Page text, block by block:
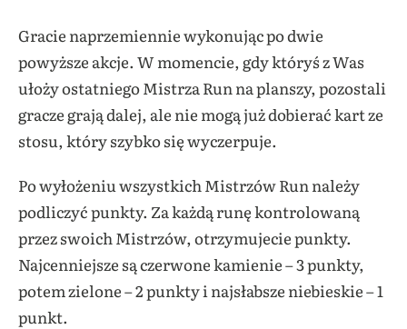
Gracie naprzemiennie wykonując po dwie
powyższe akcje. W momencie, gdy któryś z Was
ułoży ostatniego Mistrza Run na planszy, pozostali
gracze grają dalej, ale nie mogą już dobierać kart ze
stosu, który szybko się wyczerpuje.
Po wyłożeniu wszystkich Mistrzów Run należy
podliczyć punkty. Za każdą runę kontrolowaną
przez swoich Mistrzów, otrzymujecie punkty.
Najcenniejsze są czerwone kamienie – 3 punkty,
potem zielone – 2 punkty i najsłabsze niebieskie – 1
punkt.